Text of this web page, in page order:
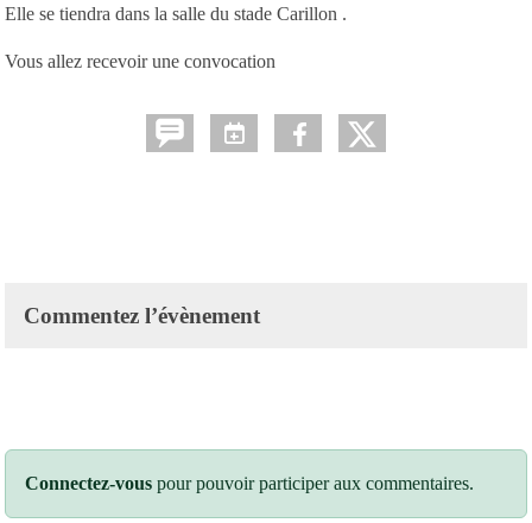
Elle se tiendra dans la salle du stade Carillon .
Vous allez recevoir une convocation
Commentez l’évènement
Connectez-vous pour pouvoir participer aux commentaires.